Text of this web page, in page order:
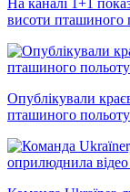
висоти пташиного
Опублікували
пташиного польоту